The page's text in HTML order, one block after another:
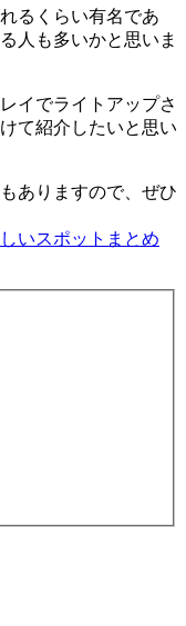
るくらい有名であ
人も多いかと思いま
イでライトアップさ
て紹介したいと思い
ありますので、ぜひ
いスポットまとめ